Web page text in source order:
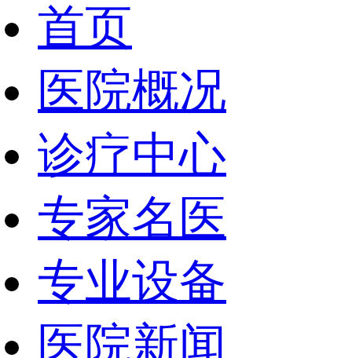
首页
医院概况
诊疗中心
专家名医
专业设备
医院新闻